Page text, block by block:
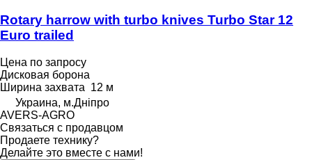
Rotary harrow with turbo knives Turbo Star 12
Euro trailed
Цена по запросу
Дисковая борона
Ширина захвата 12 м
Украина, м.Дніпро
AVERS-AGRO
Связаться с продавцом
Продаете технику?
Делайте это вместе с нами!